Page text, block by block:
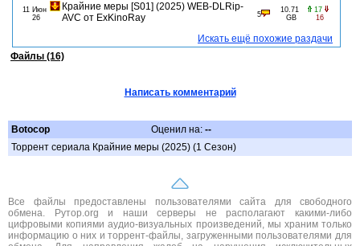
11 Июн
26
Крайние меры [S01] (2025) WEB-DLRip-
AVC от ExKinoRay
5
10.71
GB
17
16
Искать ещё похожие раздачи
Файлы (16)
Написать комментарий
Botocop Оценил на: --
Торрент сериала Крайние меры (2025) (1 Сезон)
Все файлы предоставлены пользователями сайта для свободного
обмена. Рутор.org и наши серверы не располагают какими-либо
цифровыми копиями аудио-визуальных произведений, мы храним только
информацию о них и торрент-файлы, загруженными пользователями для